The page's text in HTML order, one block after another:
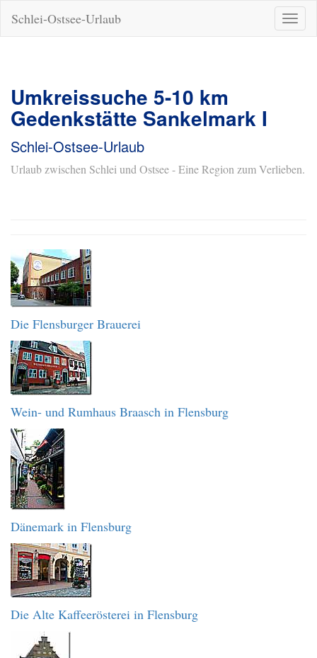
ein-/
Schlei-Ostsee-Urlaub
Umkreissuche 5-10 km
Gedenkstätte Sankelmark I
Schlei-Ostsee-Urlaub
Urlaub zwischen Schlei und Ostsee - Eine Region zum Verlieben.
Die Flensburger Brauerei
Wein- und Rumhaus Braasch in Flensburg
Dänemark in Flensburg
Die Alte Kaffeerösterei in Flensburg